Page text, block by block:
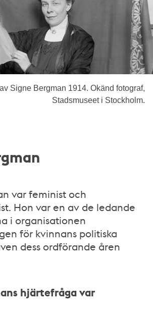
Signe Bergman 1914. Okänd fotograf,
Stadsmuseet i Stockholm.
var feminist och
Hon var en av de ledande
i organisationen
för kvinnans politiska
dess ordförande åren
hjärtefråga var